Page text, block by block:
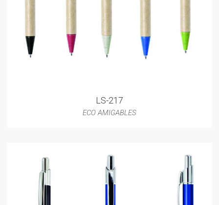
LS-217
ECO AMIGABLES